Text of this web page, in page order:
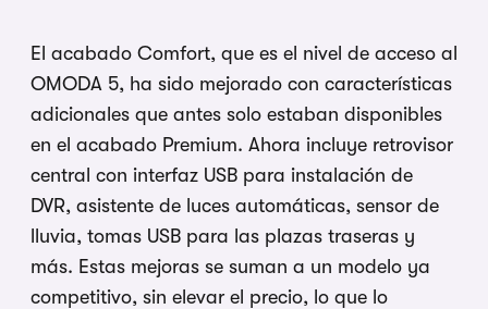
El acabado Comfort, que es el nivel de acceso al
OMODA 5, ha sido mejorado con características
adicionales que antes solo estaban disponibles
en el acabado Premium. Ahora incluye retrovisor
central con interfaz USB para instalación de
DVR, asistente de luces automáticas, sensor de
lluvia, tomas USB para las plazas traseras y
más. Estas mejoras se suman a un modelo ya
competitivo, sin elevar el precio, lo que lo